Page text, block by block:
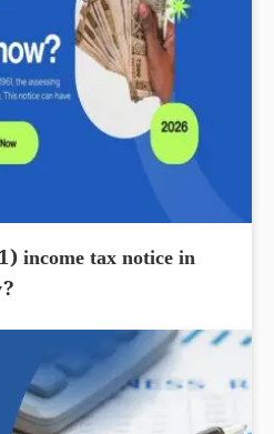
income tax notice in